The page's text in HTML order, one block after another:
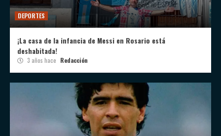
DEPORTES
¡La casa de la infancia de Messi en Rosario está
deshabitada!
3 años hace Redacción